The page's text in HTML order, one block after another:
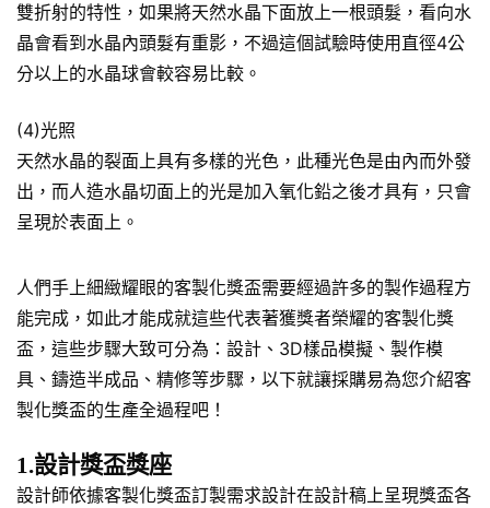
雙折射的特性，如果將天然水晶下面放上一根頭髮，看向水
晶會看到水晶內頭髮有重影，不過這個試驗時使用直徑4公
分以上的水晶球會較容易比較。
(4)光照
天然水晶的裂面上具有多樣的光色，此種光色是由內而外發
出，而人造水晶切面上的光是加入氧化鉛之後才具有，只會
呈現於表面上。
人們手上細緻耀眼的客製化獎盃需要經過許多的製作過程方
能完成，如此才能成就這些代表著獲獎者榮耀的客製化獎
盃，這些步驟大致可分為：設計、3D樣品模擬、製作模
具、鑄造半成品、精修等步驟，以下就讓採購易為您介紹客
製化獎盃的生產全過程吧！
1.設計獎盃獎座
設計師依據客製化獎盃訂製需求設計在設計稿上呈現獎盃各